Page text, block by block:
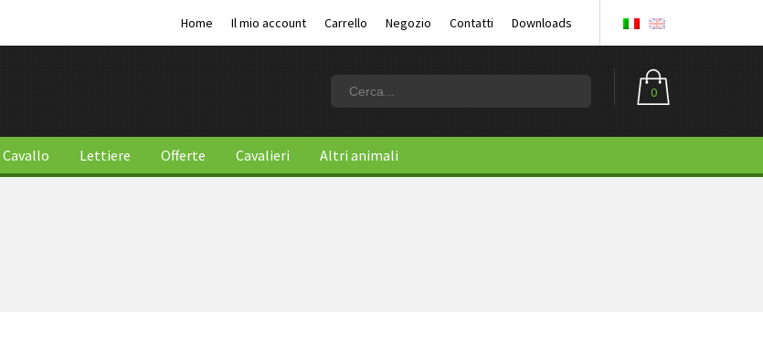
Home Il mio account Carrello Negozio Contatti Downloads
0
Cavallo Lettiere Offerte Cavalieri Altri animali